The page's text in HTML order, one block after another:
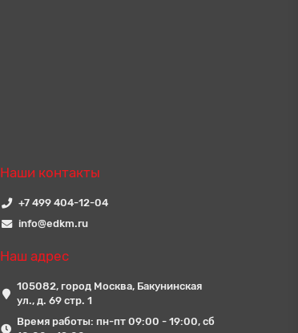
Наши контакты
+7 499 404-12-04
info@edkm.ru
Наш адрес
105082, город Москва, Бакунинская
ул., д. 69 стр. 1
Время работы: пн-пт 09:00 - 19:00, сб